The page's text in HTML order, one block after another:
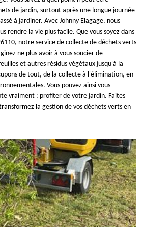
de jardin, surtout après une longue journée
à jardiner. Avec Johnny Elagage, nous
rendre la vie plus facile. Que vous soyez dans
notre service de collecte de déchets verts
ne plus avoir à vous soucier de
et autres résidus végétaux jusqu'à la
de tout, de la collecte à l'élimination, en
Vous pouvez ainsi vous
vraiment : profiter de votre jardin. Faites
la gestion de vos déchets verts en